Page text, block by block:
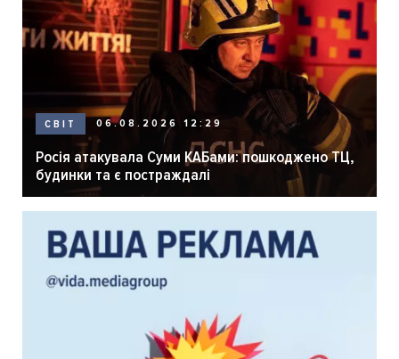
СВІТ 06.08.2026 12:29
Росія атакувала Суми КАБами: пошкоджено ТЦ,
будинки та є постраждалі